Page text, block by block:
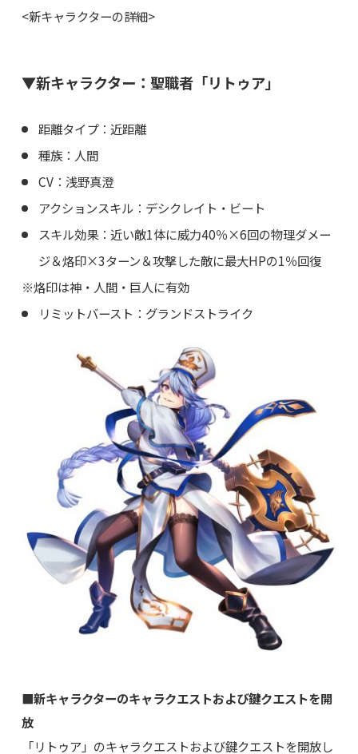
<新キャラクターの詳細>
▼新キャラクター：聖職者「リトゥア」
距離タイプ：近距離
種族：人間
CV：浅野真澄
アクションスキル：デシクレイト・ビート
スキル効果：近い敵1体に威力40％×6回の物理ダメー
ジ＆烙印×3ターン＆攻撃した敵に最大HPの1％回復
※烙印は神・人間・巨人に有効
リミットバースト：グランドストライク
■新キャラクターのキャラクエストおよび鍵クエストを開
放
「リトゥア」のキャラクエストおよび鍵クエストを開放し